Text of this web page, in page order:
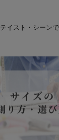
テイスト・シーン